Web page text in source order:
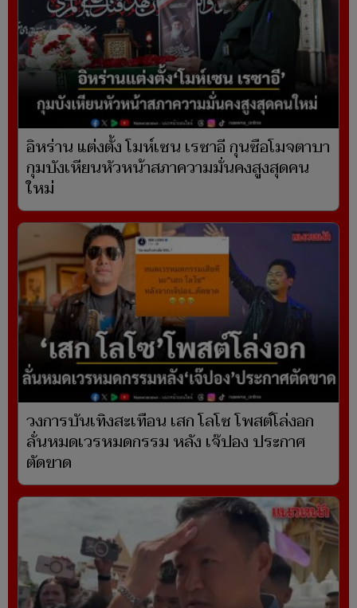
อิหร่าน แต่งตั้ง โมห์เซน เรซาอี กุนซือโมจตาบา
กุมบังเหียนหัวหน้าสภาความมั่นคงสูงสุดคน
ใหม่
วงการบันเทิงสะเทือน เสก โลโซ โพสต์โล่งอก
ลั่นหมดเวรหมดกรรม หลัง เจ๊ปอง ประกาศ
ตัดขาด